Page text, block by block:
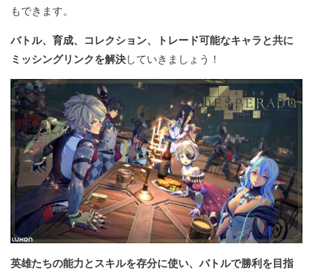
もできます。
バトル、育成、コレクション、トレード可能なキャラと共に
ミッシングリンクを解決していきましょう！
英雄たちの能力とスキルを存分に使い、バトルで勝利を目指